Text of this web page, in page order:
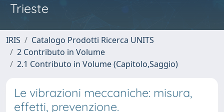
Trieste
IRIS
Catalogo Prodotti Ricerca UNITS
2 Contributo in Volume
2.1 Contributo in Volume (Capitolo,Saggio)
Le vibrazioni meccaniche: misura,
effetti, prevenzione.